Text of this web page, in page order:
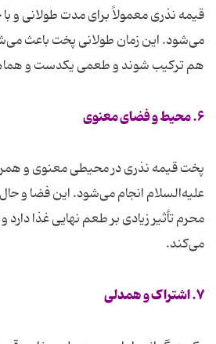
قیمه نذری معمولاً برای مدت طولانی و
می‌شود. این زمان طولانی پخت باعث
هم ترکیب شوند و طعمی یکدست و
۶. محیط و فضای معنوی
پخت قیمه نذری در محیطی معنوی و
علیه‌السلام انجام می‌شود. این فضا و
محرم تأثیر زیادی بر طعم نهایی غذا
می‌کند.
۷. اشتراک و همدلی